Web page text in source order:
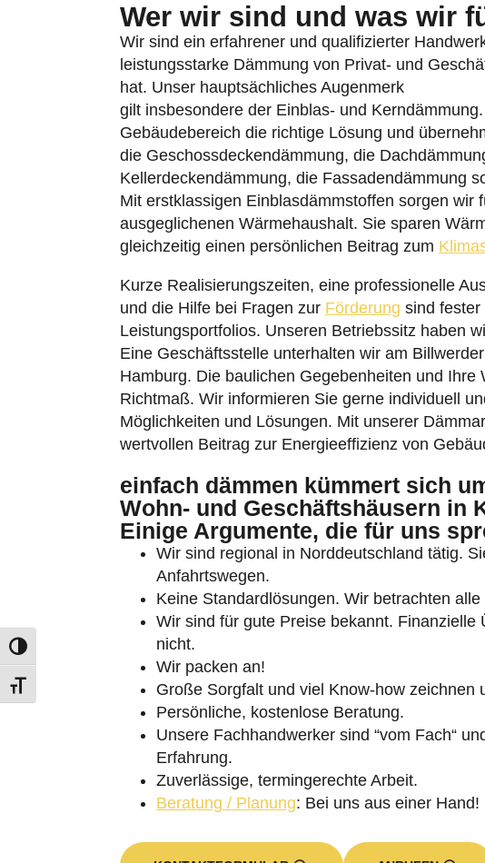
Umschalten auf hohe Kontraste
Wer wir sind und was wir
Wir sind ein erfahrener und qualifizierter
leistungsstarke Dämmung von Privat- und
hat. Unser hauptsächliches Augenmerk
gilt insbesondere der Einblas- und
Gebäudebereich die richtige Lösung und
die Geschossdeckendämmung, die
Kellerdeckendämmung, die Fassadendämmung
Mit erstklassigen Einblasdämmstoffen sorgen wir
ausgeglichenen Wärmehaushalt. Sie sparen
gleichzeitig einen persönlichen Beitrag zum
Kurze Realisierungszeiten, eine professionelle
und die Hilfe bei Fragen zur Förderung sind
Leistungsportfolios. Unseren Betriebssitz haben
Eine Geschäftsstelle unterhalten wir am
Hamburg. Die baulichen Gegebenheiten und Ihre
Richtmaß. Wir informieren Sie gerne individuell
Möglichkeiten und Lösungen. Mit unserer
wertvollen Beitrag zur Energieeffizienz von
einfach dämmen kümmert sich
Wohn- und Geschäftshäusern in
Einige Argumente, die für uns
Wir sind regional in Norddeutschland tätig.
Anfahrtswegen.
Keine Standardlösungen. Wir betrachten
Wir sind für gute Preise bekannt. Finanzielle
nicht.
Wir packen an!
Große Sorgfalt und viel Know-how zeichnen
Persönliche, kostenlose Beratung.
Unsere Fachhandwerker sind “vom Fach“
Erfahrung.
Zuverlässige, termingerechte Arbeit.
Beratung / Planung: Bei uns aus einer Hand!